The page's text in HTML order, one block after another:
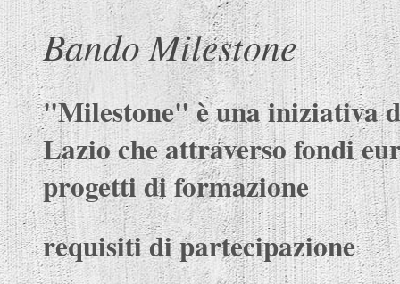
Bando Milestone
"Milestone" è una iniziativa
Lazio che attraverso fondi
progetti di formazione
requisiti di partecipazione